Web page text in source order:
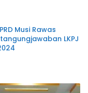
Musi Rawas
LKPJ